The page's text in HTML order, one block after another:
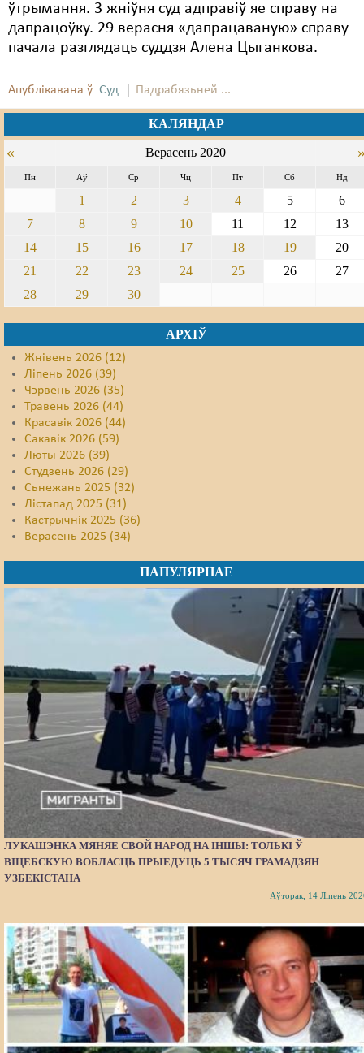
ўтрымання. 3 жніўня суд адправіў яе справу на
дапрацоўку. 29 верасня «дапрацаваную» справу
пачала разглядаць суддзя Алена Цыганкова.
Апублікавана ў Суд Падрабязьней ...
КАЛЯНДАР
« Верасень 2020
Пн Аў Ср Чц Пт Сб Нд
1 2 3 4 5
6
7
8 9 10 11 12
13
14
15 16 17 18 19
20
21
22 23 24 25 26
27
28
29 30
АРХІЎ
Жнівень 2026 (12)
Ліпень 2026 (39)
Чэрвень 2026 (35)
Травень 2026 (44)
Красавік 2026 (44)
Сакавік 2026 (59)
Люты 2026 (39)
Студзень 2026 (29)
Сьнежань 2025 (32)
Лістапад 2025 (31)
Кастрычнік 2025 (36)
Верасень 2025 (34)
ПАПУЛЯРНАЕ
ЛУКАШЭНКА МЯНЯЕ СВОЙ НАРОД НА ІНШЫ: ТОЛЬКІ Ў
ВІЦЕБСКУЮ ВОБЛАСЦЬ ПРЫЕДУЦЬ 5 ТЫСЯЧ ГРАМАДЗЯН
УЗБЕКІСТАНА
Аўторак, 14 Ліпень